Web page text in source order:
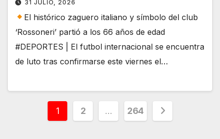
31 JULIO, 2026
El histórico zaguero italiano y símbolo del club
‘Rossoneri’ partió a los 66 años de edad
#DEPORTES | El futbol internacional se encuentra
de luto tras confirmarse este viernes el…
Paginación
1 2 … 264